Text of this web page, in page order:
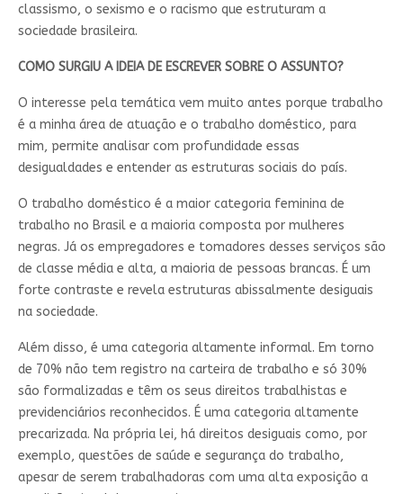
classismo, o sexismo e o racismo que estruturam a
sociedade brasileira.
COMO SURGIU A IDEIA DE ESCREVER SOBRE O ASSUNTO?
O interesse pela temática vem muito antes porque trabalho
é a minha área de atuação e o trabalho doméstico, para
mim, permite analisar com profundidade essas
desigualdades e entender as estruturas sociais do país.
O trabalho doméstico é a maior categoria feminina de
trabalho no Brasil e a maioria composta por mulheres
negras. Já os empregadores e tomadores desses serviços são
de classe média e alta, a maioria de pessoas brancas. É um
forte contraste e revela estruturas abissalmente desiguais
na sociedade.
Além disso, é uma categoria altamente informal. Em torno
de 70% não tem registro na carteira de trabalho e só 30%
são formalizadas e têm os seus direitos trabalhistas e
previdenciários reconhecidos. É uma categoria altamente
precarizada. Na própria lei, há direitos desiguais como, por
exemplo, questões de saúde e segurança do trabalho,
apesar de serem trabalhadoras com uma alta exposição a